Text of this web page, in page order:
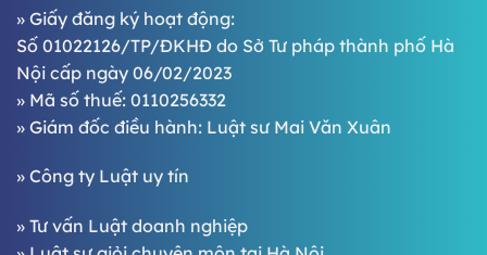
» Giấy đăng ký hoạt động:
Số 01022126/TP/ĐKHĐ do Sở Tư pháp thành phố Hà
Nội cấp ngày 06/02/2023
» Mã số thuế: 0110256332
» Giám đốc điều hành: Luật sư Mai Văn Xuân
» Công ty Luật uy tín
» Tư vấn Luật doanh nghiệp